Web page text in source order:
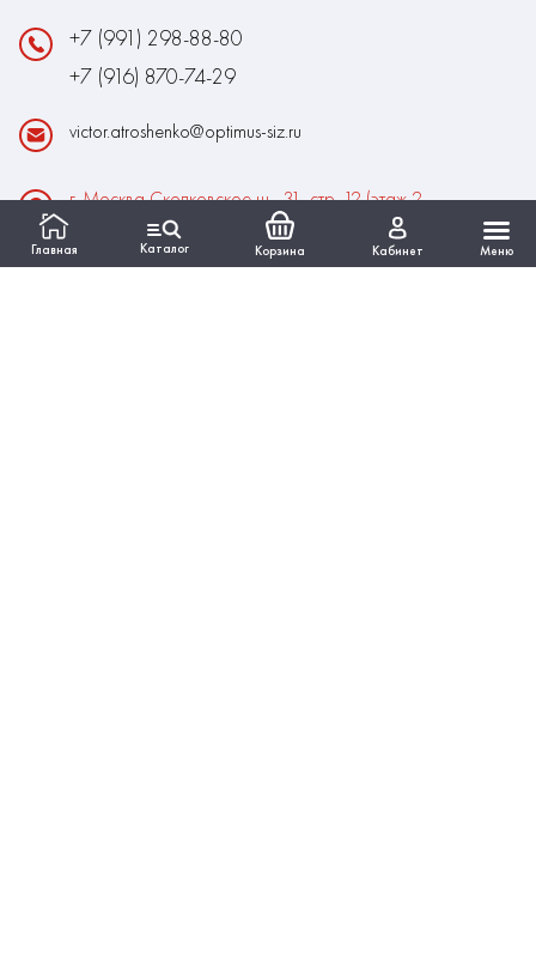
Главная Каталог Корзина Кабинет Меню
+7 (991) 298-88-80
+7 (916) 870-74-29
victor.atroshenko@optimus-siz.ru
г. Москва Сколковское ш., 31, стр. 12 (этаж 2,
помещение 22)
Время работы: